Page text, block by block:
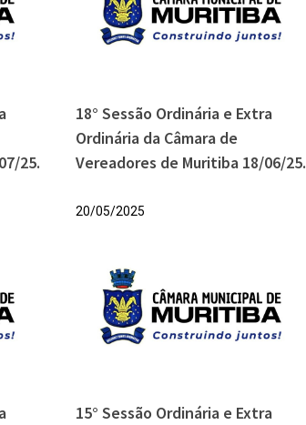
25.
18° Sessão Ordinária e Extra
Ordinária da Câmara de
Vereadores de Muritiba 18/06/25.
20/05/2025
15° Sessão Ordinária e Extra